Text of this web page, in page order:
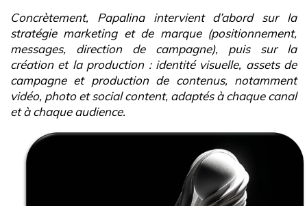
Concrètement, Papalina intervient d’abord sur la
stratégie marketing et de marque (positionnement,
messages, direction de campagne), puis sur la
création et la production : identité visuelle, assets de
campagne et production de contenus, notamment
vidéo, photo et social content, adaptés à chaque canal
et à chaque audience.